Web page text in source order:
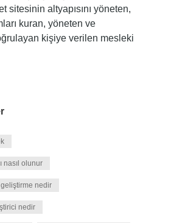
sitesinin altyapısını yöneten,
kuran, yöneten ve
kişiye verilen mesleki
nasıl olunur
geliştirme nedir
nedir